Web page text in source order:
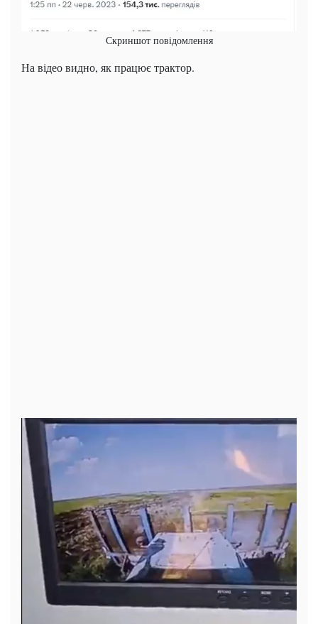
Скриншот повідомлення
На відео видно, як працює трактор.